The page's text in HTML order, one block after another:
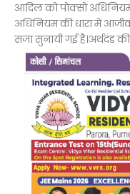
आदिल को पोक्सो
अधिनियम की धारा में
सजा सुनायी गई है।अर्थदंड की